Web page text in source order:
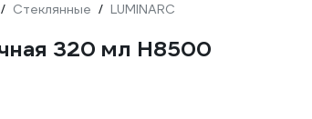
/ Стеклянные / LUMINARC
320 мл H8500